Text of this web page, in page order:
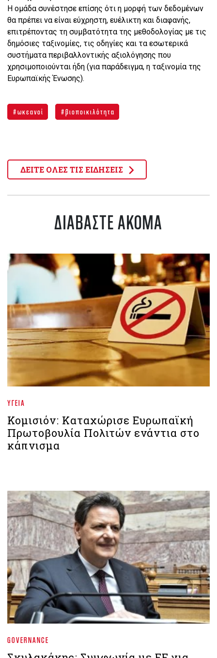
Η ομάδα συνέστησε επίσης ότι η μορφή των δεδομένων
θα πρέπει να είναι εύχρηστη, ευέλικτη και διαφανής,
επιτρέποντας τη συμβατότητα της μεθοδολογίας με τις
δημόσιες ταξινομίες, τις οδηγίες και τα εσωτερικά
συστήματα περιβαλλοντικής αξιολόγησης που
χρησιμοποιούνται ήδη (για παράδειγμα, η ταξινομία της
Ευρωπαϊκής Ένωσης).
ωκεανοί βιοποικιλότητα
ΔΕΙΤΕ ΟΛΕΣ ΤΙΣ ΕΙΔΗΣΕΙΣ
ΔΙΑΒΑΣΤΕ ΑΚΟΜΑ
ΥΓΕΊΑ
Κομισιόν: Καταχώρισε Ευρωπαϊκή
Πρωτοβουλία Πολιτών ενάντια στο
κάπνισμα
GOVERNANCE